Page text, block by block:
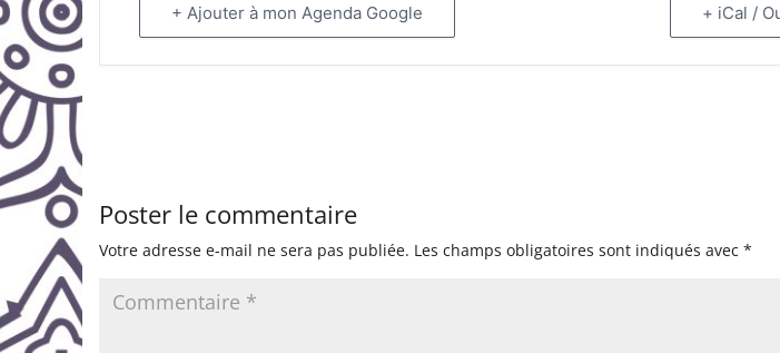
+ Ajouter à mon Agenda Google + iCal /
Poster le commentaire
Votre adresse e-mail ne sera pas publiée. Les champs obligatoires sont indiqués avec *